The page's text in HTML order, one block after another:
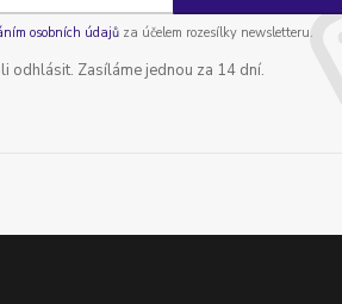
osobních údajůza účelem rozesílky newsletteru.
odhlásit. Zasíláme jednou za 14 dní.